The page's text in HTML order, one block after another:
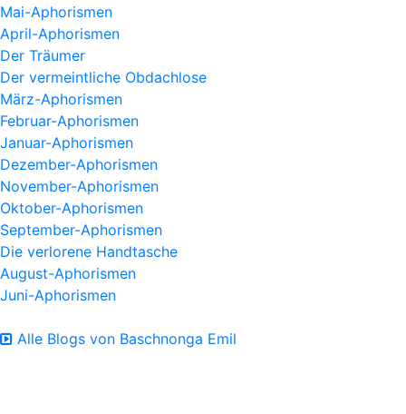
Mai-Aphorismen
April-Aphorismen
Der Träumer
Der vermeintliche Obdachlose
März-Aphorismen
Februar-Aphorismen
Januar-Aphorismen
Dezember-Aphorismen
November-Aphorismen
Oktober-Aphorismen
September-Aphorismen
Die verlorene Handtasche
August-Aphorismen
Juni-Aphorismen
Alle Blogs von Baschnonga Emil